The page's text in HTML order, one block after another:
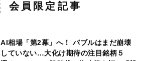
会員限定記事
AI相場「第2幕」へ！ バブルはまだ崩壊
していない…大化け期待の注目銘柄５